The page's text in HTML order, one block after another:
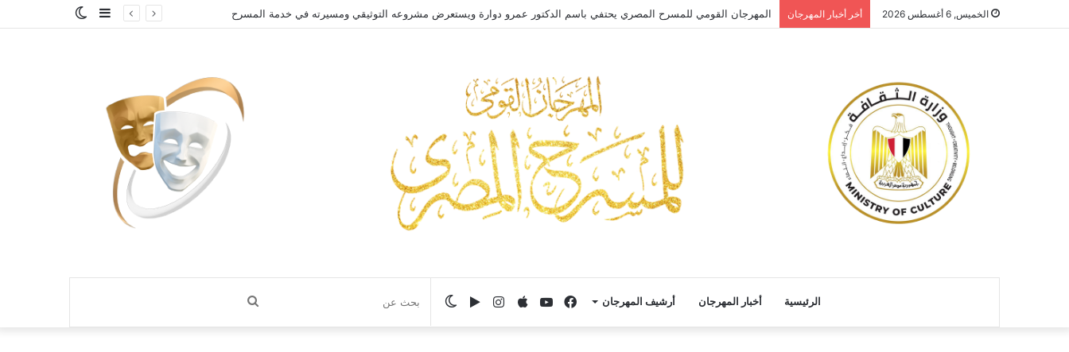
الخميس, 6 أغسطس 2026 أخر أخبار المهرجان المهرجان القومي للمسرح المصري يحتفي بالفنان الكبير عبد العزيز مخيون ويستعيد تجربته الرائدة في المسرح الريفي
الوضعإضافة
الرئيسية أخبار المهرجان أرشيف المهرجان بحث الوضع‏Google
انستقرام يوتيوب
فيسبوك